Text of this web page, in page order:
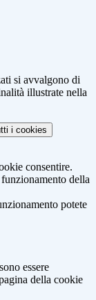
si avvalgono di
illustrate nella
i cookies
consentire.
della
potete
essere
della cookie